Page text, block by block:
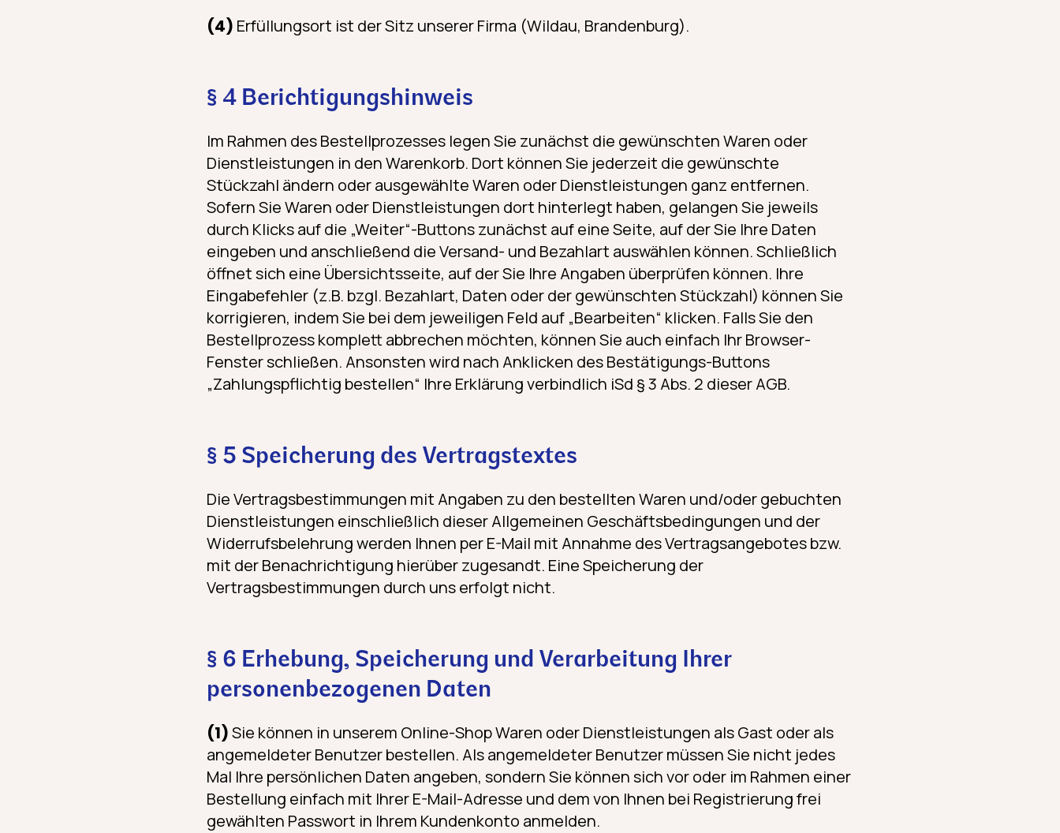
(4) Erfüllungsort ist der Sitz unserer Firma (Wildau, Brandenburg).
§ 4 Berichtigungshinweis
Im Rahmen des Bestellprozesses legen Sie zunächst die gewünschten Waren oder
Dienstleistungen in den Warenkorb. Dort können Sie jederzeit die gewünschte
Stückzahl ändern oder ausgewählte Waren oder Dienstleistungen ganz entfernen.
Sofern Sie Waren oder Dienstleistungen dort hinterlegt haben, gelangen Sie jeweils
durch Klicks auf die „Weiter“-Buttons zunächst auf eine Seite, auf der Sie Ihre Daten
eingeben und anschließend die Versand- und Bezahlart auswählen können. Schließlich
öffnet sich eine Übersichtsseite, auf der Sie Ihre Angaben überprüfen können. Ihre
Eingabefehler (z.B. bzgl. Bezahlart, Daten oder der gewünschten Stückzahl) können Sie
korrigieren, indem Sie bei dem jeweiligen Feld auf „Bearbeiten“ klicken. Falls Sie den
Bestellprozess komplett abbrechen möchten, können Sie auch einfach Ihr Browser-
Fenster schließen. Ansonsten wird nach Anklicken des Bestätigungs-Buttons
„Zahlungspflichtig bestellen“ Ihre Erklärung verbindlich iSd § 3 Abs. 2 dieser AGB.
§ 5 Speicherung des Vertragstextes
Die Vertragsbestimmungen mit Angaben zu den bestellten Waren und/oder gebuchten
Dienstleistungen einschließlich dieser Allgemeinen Geschäftsbedingungen und der
Widerrufsbelehrung werden Ihnen per E-Mail mit Annahme des Vertragsangebotes bzw.
mit der Benachrichtigung hierüber zugesandt. Eine Speicherung der
Vertragsbestimmungen durch uns erfolgt nicht.
§ 6 Erhebung, Speicherung und Verarbeitung Ihrer
personenbezogenen Daten
(1)Sie können in unserem Online-Shop Waren oder Dienstleistungen als Gast oder als
angemeldeter Benutzer bestellen. Als angemeldeter Benutzer müssen Sie nicht jedes
Mal Ihre persönlichen Daten angeben, sondern Sie können sich vor oder im Rahmen einer
Bestellung einfach mit Ihrer E-Mail-Adresse und dem von Ihnen bei Registrierung frei
gewählten Passwort in Ihrem Kundenkonto anmelden.